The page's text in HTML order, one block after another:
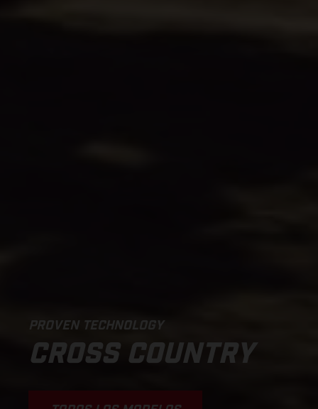
PROVEN TECHNOLOGY
CROSS COUNTRY